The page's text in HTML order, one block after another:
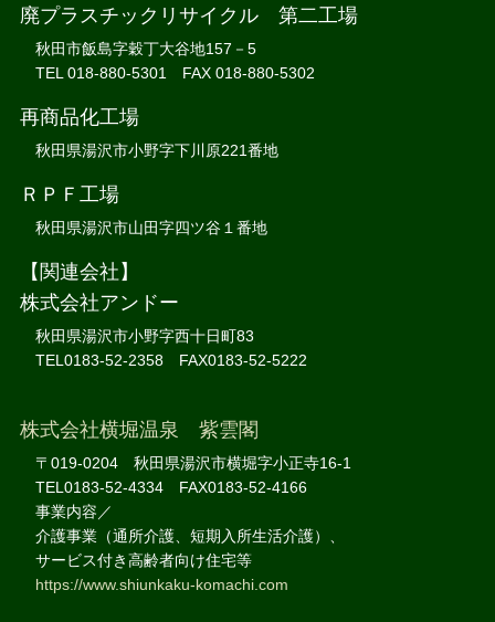
廃プラスチックリサイクル 第二工場
秋田市飯島字穀丁大谷地157－5
TEL 018-880-5301 FAX 018-880-5302
再商品化工場
秋田県湯沢市小野字下川原221番地
ＲＰＦ工場
秋田県湯沢市山田字四ツ谷１番地
【関連会社】
株式会社アンドー
秋田県湯沢市小野字西十日町83
TEL0183-52-2358 FAX0183-52-5222
株式会社横堀温泉 紫雲閣
〒019-0204 秋田県湯沢市横堀字小正寺16-1
TEL0183-52-4334 FAX0183-52-4166
事業内容／
介護事業（通所介護、短期入所生活介護）、
サービス付き高齢者向け住宅等
https://www.shiunkaku-komachi.com